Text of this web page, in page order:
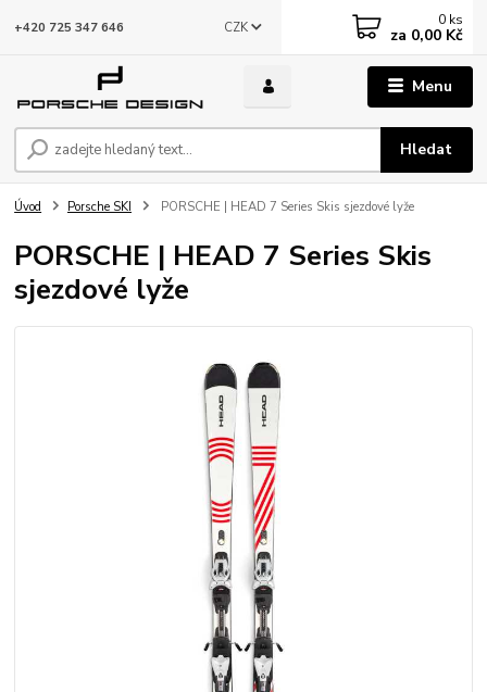
Menu
CZK
Hledat
+420 725 347 646 0 ks
za 0,00 Kč
Úvod Porsche SKI PORSCHE | HEAD 7 Series Skis sjezdové lyže
PORSCHE | HEAD 7 Series Skis
sjezdové lyže